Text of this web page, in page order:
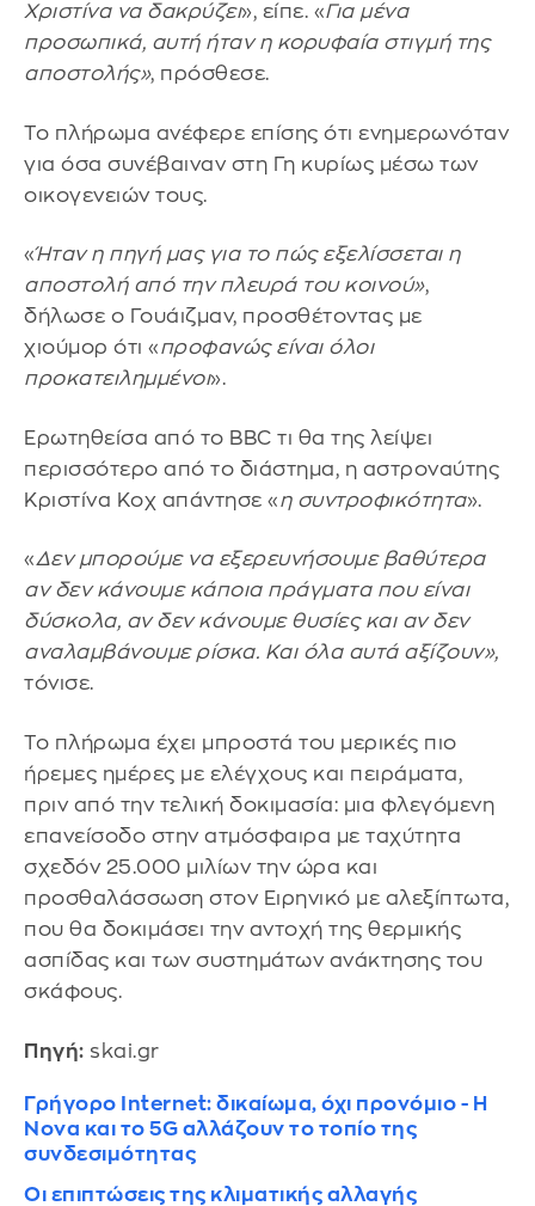
Χριστίνα να δακρύζει», είπε. «Για μένα
προσωπικά, αυτή ήταν η κορυφαία στιγμή της
αποστολής», πρόσθεσε.
Το πλήρωμα ανέφερε επίσης ότι ενημερωνόταν
για όσα συνέβαιναν στη Γη κυρίως μέσω των
οικογενειών τους.
«Ήταν η πηγή μας για το πώς εξελίσσεται η
αποστολή από την πλευρά του κοινού»,
δήλωσε ο Γουάιζμαν, προσθέτοντας με
χιούμορ ότι «προφανώς είναι όλοι
προκατειλημμένοι».
Ερωτηθείσα από το BBC τι θα της λείψει
περισσότερο από το διάστημα, η αστροναύτης
Κριστίνα Κοχ απάντησε «η συντροφικότητα».
«Δεν μπορούμε να εξερευνήσουμε βαθύτερα
αν δεν κάνουμε κάποια πράγματα που είναι
δύσκολα, αν δεν κάνουμε θυσίες και αν δεν
αναλαμβάνουμε ρίσκα. Και όλα αυτά αξίζουν»,
τόνισε.
Το πλήρωμα έχει μπροστά του μερικές πιο
ήρεμες ημέρες με ελέγχους και πειράματα,
πριν από την τελική δοκιμασία: μια φλεγόμενη
επανείσοδο στην ατμόσφαιρα με ταχύτητα
σχεδόν 25.000 μιλίων την ώρα και
προσθαλάσσωση στον Ειρηνικό με αλεξίπτωτα,
που θα δοκιμάσει την αντοχή της θερμικής
ασπίδας και των συστημάτων ανάκτησης του
σκάφους.
Πηγή: skai.gr
Γρήγορο Internet: δικαίωμα, όχι προνόμιο - Η
Nova και το 5G αλλάζουν το τοπίο της
συνδεσιμότητας
Οι επιπτώσεις της κλιματικής αλλαγής